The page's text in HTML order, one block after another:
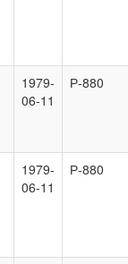
1979-
06-11
Р-880
1979-
06-11
Р-880